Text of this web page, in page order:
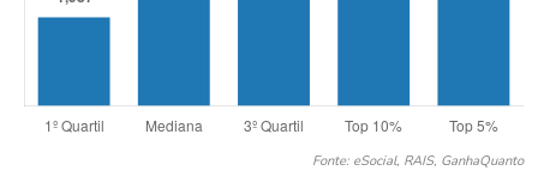
Fonte: eSocial, RAIS, GanhaQuanto